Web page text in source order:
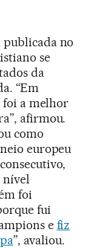
no
se
da
“Em
foi a melhor
afirmou.
como
europeu
nível
foi
fui
e fiz
”, avaliou.